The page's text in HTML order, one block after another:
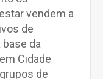
vendem a
de
da
Cidade
de